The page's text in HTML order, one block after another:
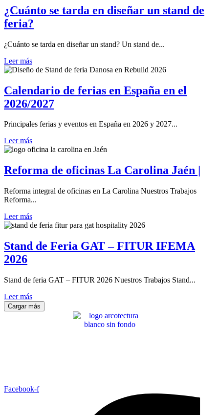
¿Cuánto se tarda en diseñar un stand de
feria?
¿Cuánto se tarda en diseñar un stand? Un stand de...
Leer más
Calendario de ferias en España en el
2026/2027
Principales ferias y eventos en España en 2026 y 2027...
Leer más
Reforma de oficinas La Carolina Jaén |
Reforma integral de oficinas en La Carolina Nuestros Trabajos
Reforma...
Leer más
Stand de Feria GAT – FITUR IFEMA
2026
Stand de feria GAT – FITUR 2026 Nuestros Trabajos Stand...
Leer más
Cargar más
Facebook-f